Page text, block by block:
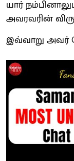
யார்
அவரவரின்
இவ்வாறு அவர்